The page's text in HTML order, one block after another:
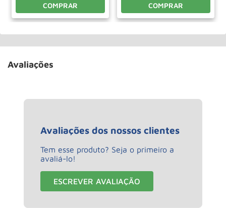
COMPRAR COMPRAR
Avaliações
Avaliações dos nossos clientes
Tem esse produto? Seja o primeiro a
avaliá-lo!
ESCREVER AVALIAÇÃO